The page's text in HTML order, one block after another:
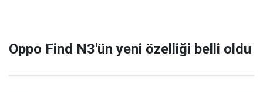
Oppo Find N3'ün yeni özelliği belli oldu